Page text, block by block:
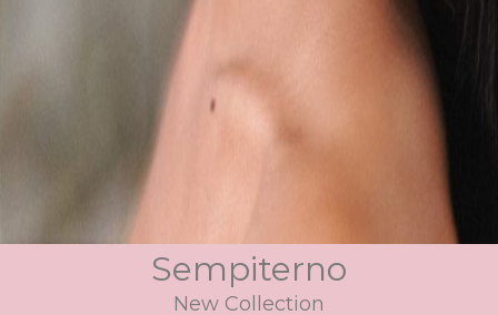
Sempiterno
New Collection